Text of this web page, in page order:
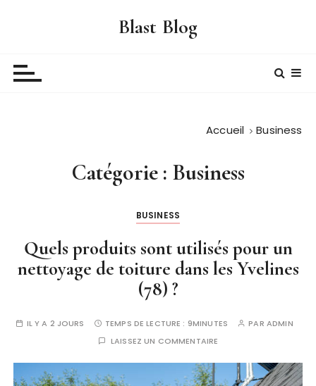
Blast Blog
Accueil Business
Catégorie : Business
BUSINESS
Quels produits sont utilisés pour un
nettoyage de toiture dans les Yvelines
(78) ?
IL Y A 2 JOURS TEMPS DE LECTURE : 9MINUTES PAR ADMIN
LAISSEZ UN COMMENTAIRE